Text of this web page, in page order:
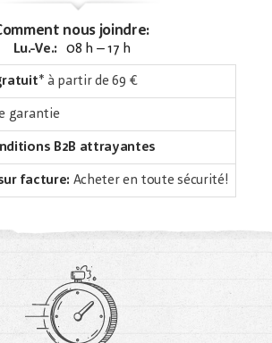
nous joindre:
Lu.-Ve.: 08 h – 17 h
* à partir de 69 €
garantie
B2B attrayantes
facture: Acheter en toute sécurité!